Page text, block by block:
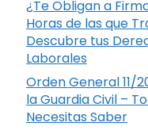
¿Te Obligan a
Horas de las que
Descubre tus
Laborales
Orden General 11/
la Guardia Civil –
Necesitas Saber